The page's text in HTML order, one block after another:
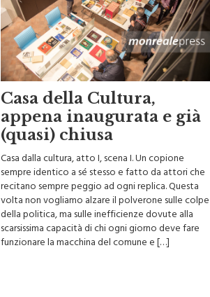
Casa della Cultura,
appena inaugurata e già
(quasi) chiusa
Casa dalla cultura, atto I, scena I. Un copione
sempre identico a sé stesso e fatto da attori che
recitano sempre peggio ad ogni replica. Questa
volta non vogliamo alzare il polverone sulle colpe
della politica, ma sulle inefficienze dovute alla
scarsissima capacità di chi ogni giorno deve fare
funzionare la macchina del comune e […]